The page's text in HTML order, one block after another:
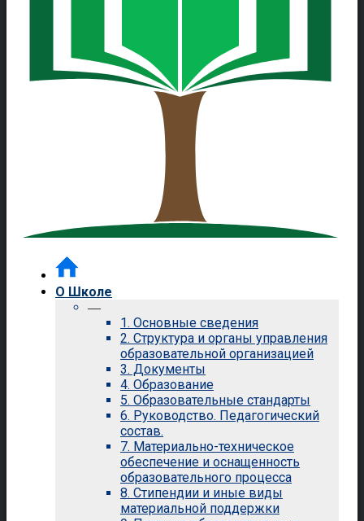
О Школе
—
1. Основные сведения
2. Структура и органы управления
образовательной организацией
3. Документы
4. Образование
5. Образовательные стандарты
6. Руководство. Педагогический
состав.
7. Материально-техническое
обеспечение и оснащенность
образовательного процесса
8. Стипендии и иные виды
материальной поддержки